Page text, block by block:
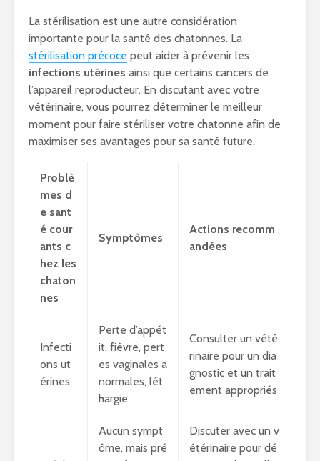
La stérilisation est une autre considération
importante pour la santé des chatonnes. La
stérilisation précoce peut aider à prévenir les
infections utérines ainsi que certains cancers de
l’appareil reproducteur. En discutant avec votre
vétérinaire, vous pourrez déterminer le meilleur
moment pour faire stériliser votre chatonne afin de
maximiser ses avantages pour sa santé future.
Problè
mes d
e sant
é cour
ants c
hez les
chaton
nes
Symptômes
Actions recomm
andées
Infecti
ons ut
érines
Perte d’appét
it, fièvre, pert
es vaginales a
normales, lét
hargie
Consulter un vété
rinaire pour un dia
gnostic et un trait
ement appropriés
Aucun sympt
ôme, mais pré
Discuter avec un v
étérinaire pour dé